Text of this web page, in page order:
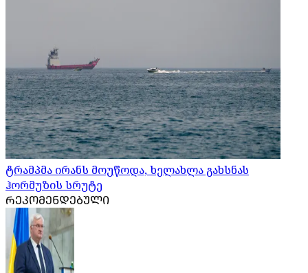
ტრამპმა ირანს მოუწოდა, ხელახლა გახსნას
ჰორმუზის სრუტე
ᲠᲔᲙᲝᲛᲔᲜᲓᲔᲑᲣᲚᲘ